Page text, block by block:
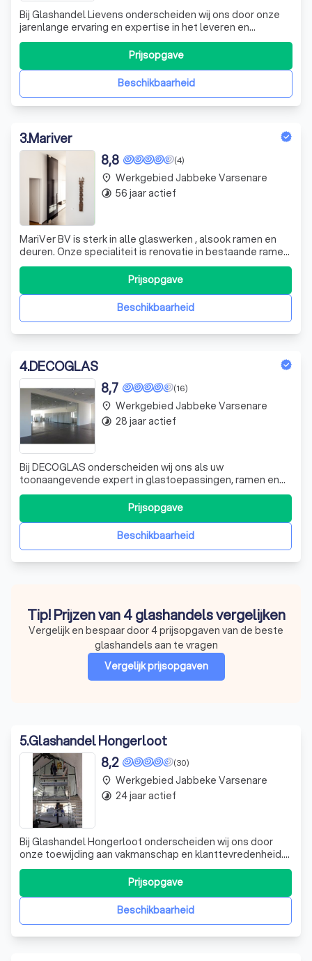
Bij Glashandel Lievens onderscheiden wij ons door onze
jarenlange ervaring en expertise in het leveren en
plaatsen van hoogwaardig glas en spiegels. Met meer dan
40 jaar ervaring zijn wij uw vertrouwde partner voor alle
glaswerken, van spiegels tot douchewanden en
hoogrendementsglas. Ons goed uitger
Beschikbaarheid
Prijsopgave
3.Mariver
(4)
8,8
MariVer BV is sterk in alle glaswerken , alsook ramen en
deuren. Onze specialiteit is renovatie in bestaande ramen
naar superisolerend hoogrendements glas , maar ook zijn
we gekend om onze glazen deuren en glazen wanden
voor zowel interieur als ook voor douche deuren en
panelen. Speciale en bijzonBeschikbaarheid
Prijsopgave
place Werkgebied Jabbeke Varsenare
timelapse 56 jaar actief
4.DECOGLAS
(16)
8,7
Bij DECOGLAS onderscheiden wij ons als uw
toonaangevende expert in glastoepassingen, ramen en
deuren. Met een rijke traditie in vakmanschap, ervaring en
creativiteit, streven wij ernaar elk project met de hoogste
zorg en precisie te voltooien. In ons eigen atelier, waar
kwaliteit voorop staat, beschBeschikbaarheid
Prijsopgave
place Werkgebied Jabbeke Varsenare
timelapse 28 jaar actief
Tip! Prijzen van 4 glashandels vergelijken
Vergelijk en bespaar door 4 prijsopgaven van de beste
glashandels aan te vragen
Vergelijk prijsopgaven
5.Glashandel Hongerloot
(30)
8,2
Bij Glashandel Hongerloot onderscheiden wij ons door
onze toewijding aan vakmanschap en klanttevredenheid.
Met jarenlange ervaring in de glasindustrie bieden wij een
breed scala aan hoogwaardige glasproducten en -
diensten, variërend van raaminstallaties tot op maat
gemaakte glasoplossingen voor zowe
Beschikbaarheid
Prijsopgave
place Werkgebied Jabbeke Varsenare
timelapse 24 jaar actief